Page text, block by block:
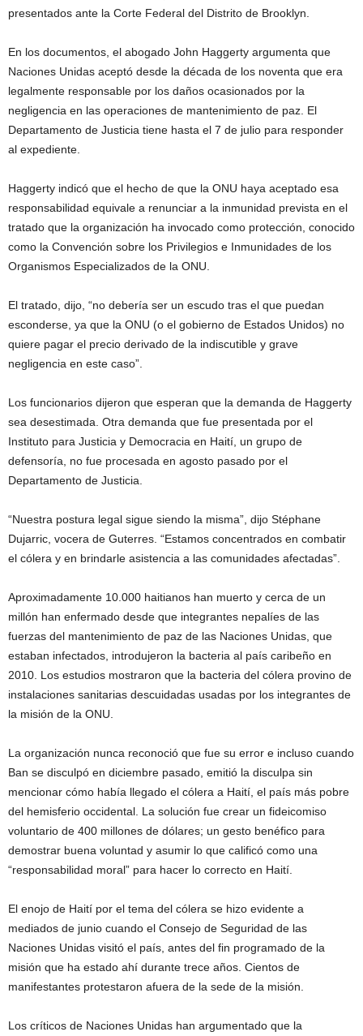
presentados ante la Corte Federal del Distrito de Brooklyn.
En los documentos, el abogado John Haggerty argumenta que
Naciones Unidas aceptó desde la década de los noventa que era
legalmente responsable por los daños ocasionados por la
negligencia en las operaciones de mantenimiento de paz. El
Departamento de Justicia tiene hasta el 7 de julio para responder
al expediente.
Haggerty indicó que el hecho de que la ONU haya aceptado esa
responsabilidad equivale a renunciar a la inmunidad prevista en el
tratado que la organización ha invocado como protección, conocido
como la Convención sobre los Privilegios e Inmunidades de los
Organismos Especializados de la ONU.
El tratado, dijo, “no debería ser un escudo tras el que puedan
esconderse, ya que la ONU (o el gobierno de Estados Unidos) no
quiere pagar el precio derivado de la indiscutible y grave
negligencia en este caso”.
Los funcionarios dijeron que esperan que la demanda de Haggerty
sea desestimada. Otra demanda que fue presentada por el
Instituto para Justicia y Democracia en Haití, un grupo de
defensoría, no fue procesada en agosto pasado por el
Departamento de Justicia.
“Nuestra postura legal sigue siendo la misma”, dijo Stéphane
Dujarric, vocera de Guterres. “Estamos concentrados en combatir
el cólera y en brindarle asistencia a las comunidades afectadas”.
Aproximadamente 10.000 haitianos han muerto y cerca de un
millón han enfermado desde que integrantes nepalíes de las
fuerzas del mantenimiento de paz de las Naciones Unidas, que
estaban infectados, introdujeron la bacteria al país caribeño en
2010. Los estudios mostraron que la bacteria del cólera provino de
instalaciones sanitarias descuidadas usadas por los integrantes de
la misión de la ONU.
La organización nunca reconoció que fue su error e incluso cuando
Ban se disculpó en diciembre pasado, emitió la disculpa sin
mencionar cómo había llegado el cólera a Haití, el país más pobre
del hemisferio occidental. La solución fue crear un fideicomiso
voluntario de 400 millones de dólares; un gesto benéfico para
demostrar buena voluntad y asumir lo que calificó como una
“responsabilidad moral” para hacer lo correcto en Haití.
El enojo de Haití por el tema del cólera se hizo evidente a
mediados de junio cuando el Consejo de Seguridad de las
Naciones Unidas visitó el país, antes del fin programado de la
misión que ha estado ahí durante trece años. Cientos de
manifestantes protestaron afuera de la sede de la misión.
Los críticos de Naciones Unidas han argumentado que la